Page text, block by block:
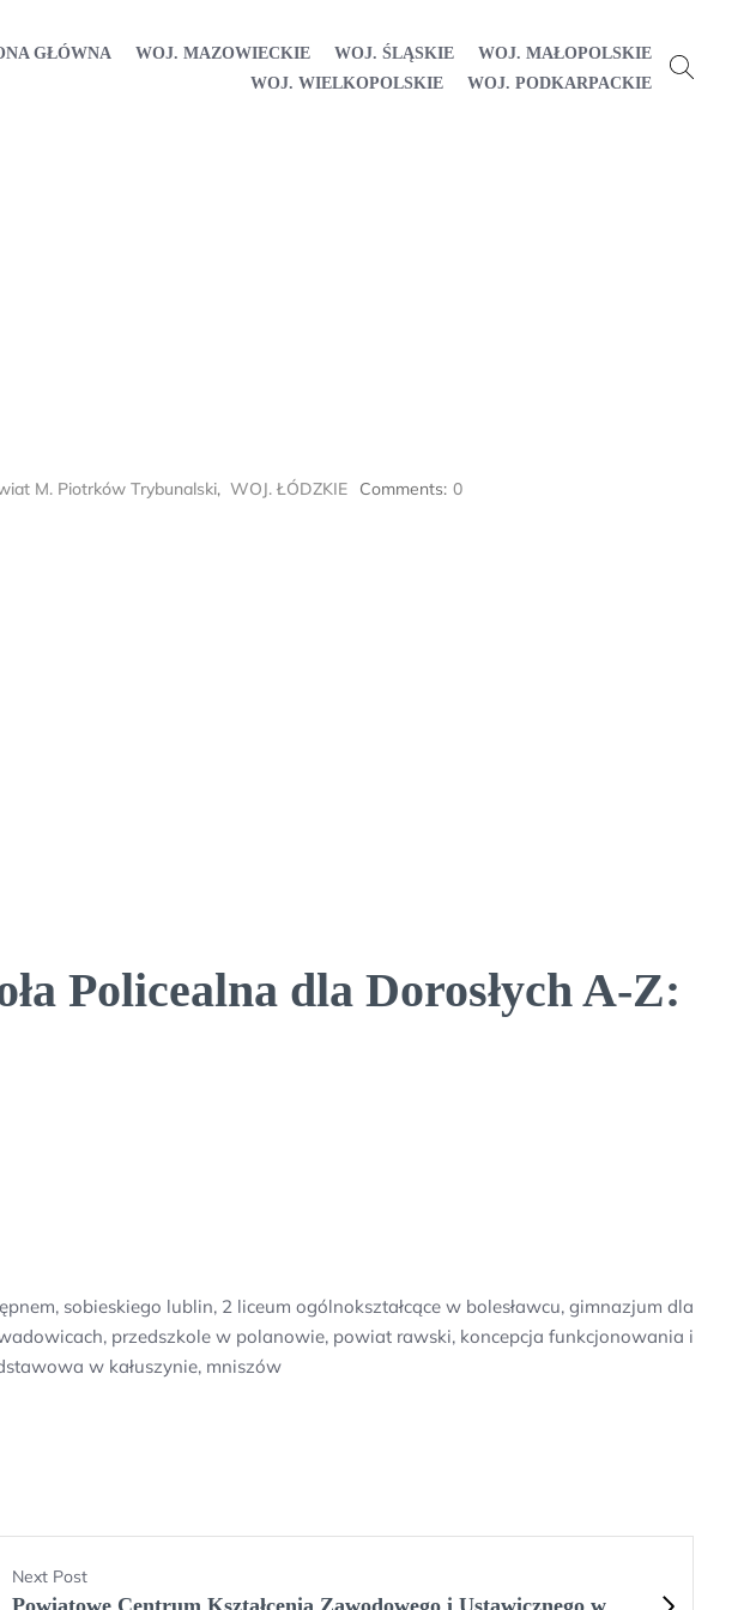
GŁÓWNA WOJ. MAZOWIECKIE WOJ. ŚLĄSKIE
WOJ. MAŁOPOLSKIE
WOJ. WIELKOPOLSKIE
WOJ. PODKARPACKIE
M. Piotrków Trybunalski, WOJ. ŁÓDZKIE Comments: 0
Policealna dla Dorosłych A-Z:
sobieskiego lublin, 2 liceum ogólnokształcące w bolesławcu, gimnazjum dla
przedszkole w polanowie, powiat rawski, koncepcja funkcjonowania i
w kałuszynie, mniszów
Next Post
Powiatowe Centrum Kształcenia Zawodowego i Ustawicznego w